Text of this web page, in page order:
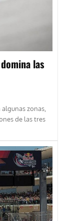
las
zonas,
de las tres